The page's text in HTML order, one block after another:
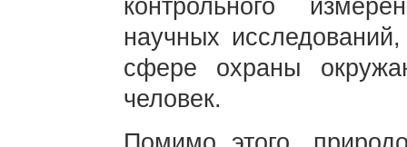
контрольного
научных
сфере охраны
человек.